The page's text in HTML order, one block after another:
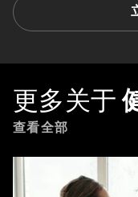
更多关于
查看全部